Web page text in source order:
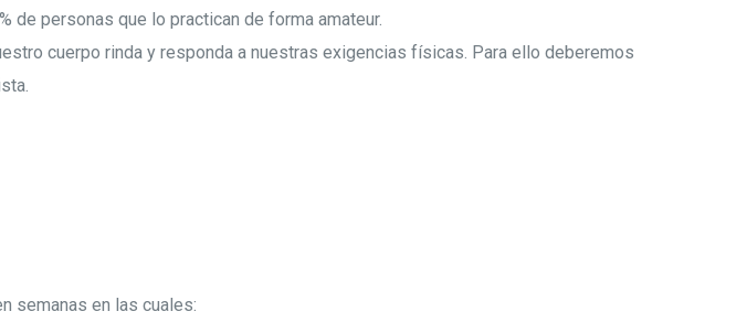
personas que lo practican de forma amateur.
cuerpo rinda y responda a nuestras exigencias físicas. Para ello deberemos
semanas en las cuales: